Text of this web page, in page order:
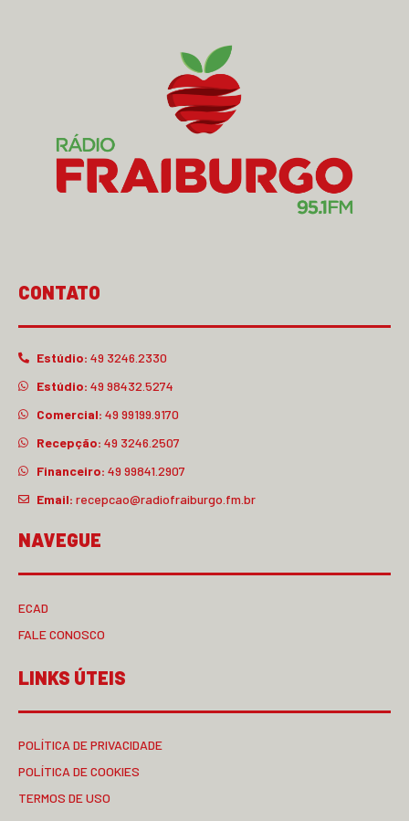
CONTATO
Estúdio: 49 3246.2330
Estúdio: 49 98432.5274
Comercial: 49 99199.9170
Recepção: 49 3246.2507
Financeiro: 49 99841.2907
Email: recepcao@radiofraiburgo.fm.br
NAVEGUE
ECAD
FALE CONOSCO
LINKS ÚTEIS
POLÍTICA DE PRIVACIDADE
POLÍTICA DE COOKIES
TERMOS DE USO